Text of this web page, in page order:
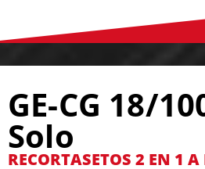
GE-CG 18/
Solo
RECORTASETOS 2 EN 1